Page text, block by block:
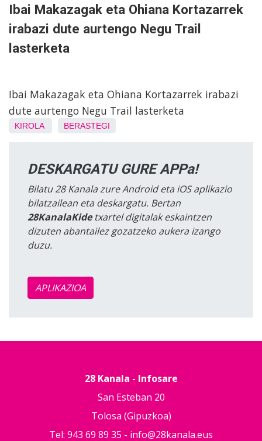
Ibai Makazagak eta Ohiana Kortazarrek
irabazi dute aurtengo Negu Trail
lasterketa
Ibai Makazagak eta Ohiana Kortazarrek irabazi
dute aurtengo Negu Trail lasterketa
KIROLA BERASTEGI
DESKARGATU GURE APPa!
Bilatu 28 Kanala zure Android eta iOS aplikazio
bilatzailean eta deskargatu. Bertan
28KanalaKidetxartel digitalak eskaintzen
dizuten abantailez gozatzeko aukera izango
duzu.
APLIKAZIOA
28 Kanala - Infosare
San Esteban 20
Tolosa (Gipuzkoa)
Tel: 943 69 89 35 - info@28kanala.eus